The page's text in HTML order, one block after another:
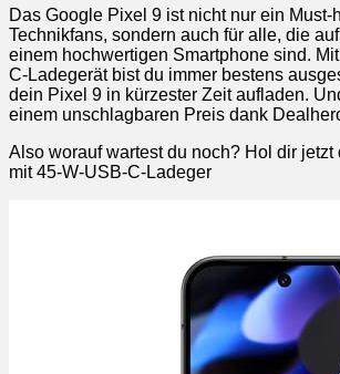
Das Google Pixel 9 ist nicht nur ein Must-
Technikfans, sondern auch für alle, die
einem hochwertigen Smartphone sind.
C-Ladegerät bist du immer bestens
dein Pixel 9 in kürzester Zeit aufladen.
einem unschlagbaren Preis dank
Also worauf wartest du noch? Hol dir
mit 45-W-USB-C-Ladeger